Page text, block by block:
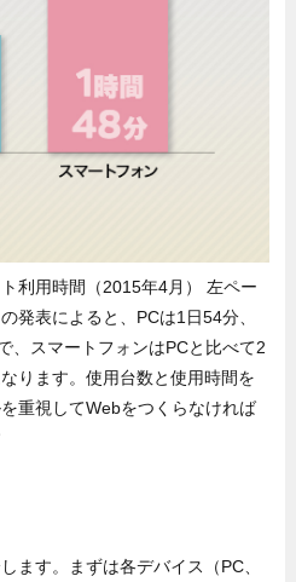
利用時間（2015年4月） 左ペー
発表によると、PCは1日54分、
、スマートフォンはPCと比べて2
ります。使用台数と使用時間を
重視してWebをつくらなければ
ます。まずは各デバイス（PC、